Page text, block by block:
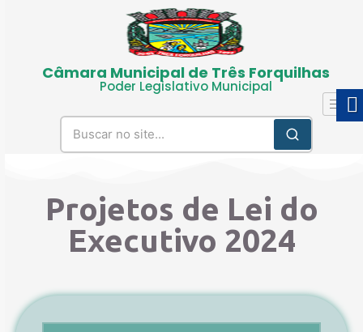
Câmara Municipal de Três Forquilhas
Poder Legislativo Municipal
Projetos de Lei do
Executivo 2024